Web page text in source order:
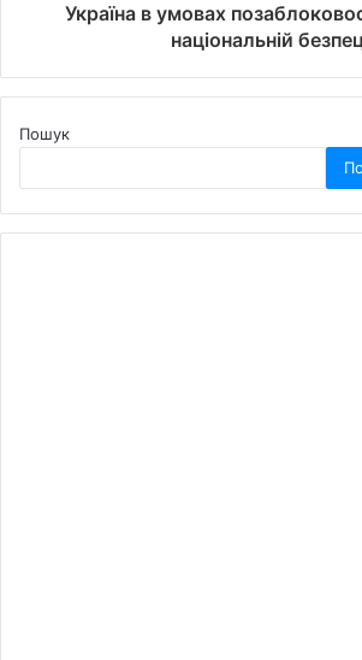
Україна в умовах
національній
Пошук